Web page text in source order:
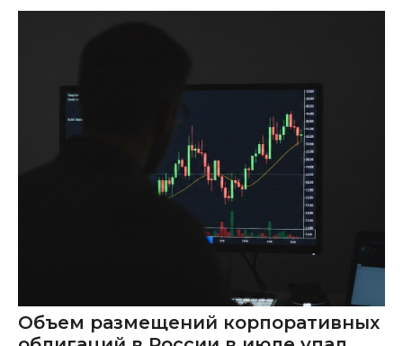
Объем размещений корпоративных